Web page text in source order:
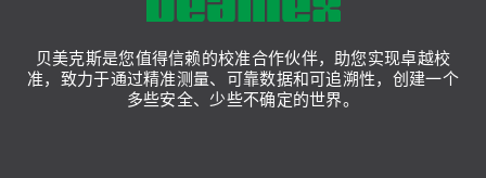
贝美克斯是您值得信赖的校准合作伙伴，助您实现卓越校
准，致力于通过精准测量、可靠数据和可追溯性，创建一个
多些安全、少些不确定的世界。